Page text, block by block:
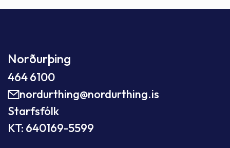
Norðurþing
464 6100
nordurthing@nordurthing.is
Starfsfólk
KT: 640169-5599